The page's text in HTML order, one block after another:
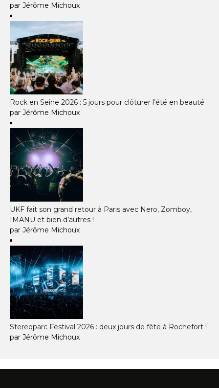
par Jérôme Michoux
Rock en Seine 2026 : 5 jours pour clôturer l’été en beauté
par Jérôme Michoux
UKF fait son grand retour à Paris avec Nero, Zomboy,
IMANU et bien d’autres !
par Jérôme Michoux
Stereoparc Festival 2026 : deux jours de fête à Rochefort !
par Jérôme Michoux